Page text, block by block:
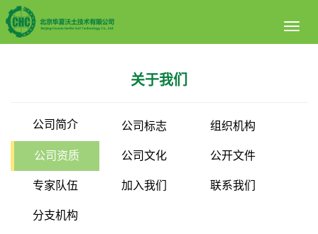
Toggle
关于我们
公司简介 公司标志 组织机构
公司资质 公司文化 公开文件
专家队伍 加入我们 联系我们
分支机构